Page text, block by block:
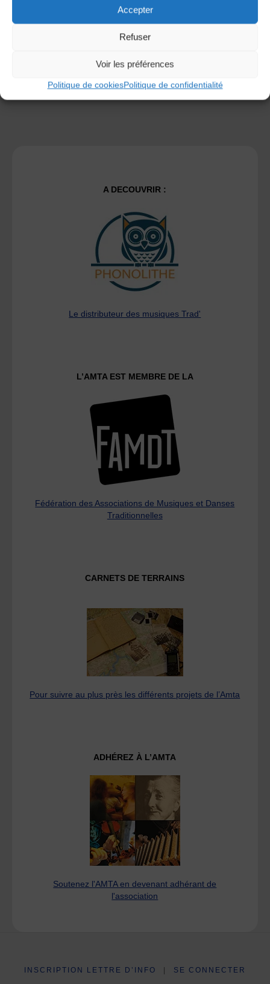
Accepter
Refuser
Voir les préférences
Politique de cookiesPolitique de confidentialité
Ce site utilise Akismet pour réduire les indésirables.
commentaires sont traitées .
A DECOUVRIR :
Le distributeur des musiques Trad'
L’AMTA EST MEMBRE DE LA
Fédération des Associations de Musiques et Danses
Traditionnelles
CARNETS DE TERRAINS
Pour suivre au plus près les différents projets de l’Amta
ADHÉREZ À L’AMTA
Soutenez l'AMTA en devenant adhérant de
l'association
INSCRIPTION LETTRE D’INFO SE CONNECTER